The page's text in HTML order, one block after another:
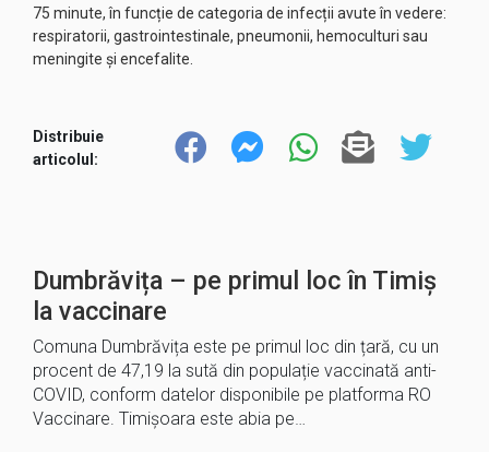
75 minute, în funcție de categoria de infecții avute în vedere:
respiratorii, gastrointestinale, pneumonii, hemoculturi sau
meningite și encefalite.
Distribuie
articolul:
Dumbrăvița – pe primul loc în Timiș
la vaccinare
Comuna Dumbrăvița este pe primul loc din țară, cu un
procent de 47,19 la sută din populație vaccinată anti-
COVID, conform datelor disponibile pe platforma RO
Vaccinare. Timișoara este abia pe…